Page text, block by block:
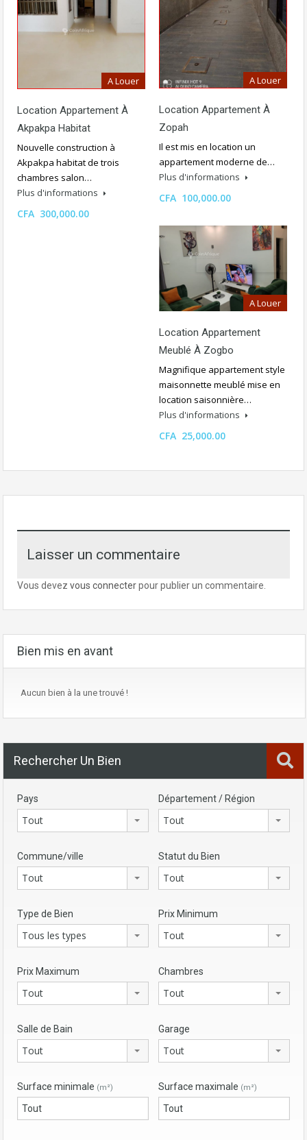
A Louer
Location Appartement À
Akpakpa Habitat
Nouvelle construction à
Akpakpa habitat de trois
chambres salon…
Plus d'informations
CFA 300,000.00
A Louer
Location Appartement À
Zopah
Il est mis en location un
appartement moderne de…
Plus d'informations
CFA 100,000.00
A Louer
Location Appartement
Meublé À Zogbo
Magnifique appartement style
maisonnette meublé mise en
location saisonnière…
Plus d'informations
CFA 25,000.00
Laisser un commentaire
Vous devez vous connecterpour publier un commentaire.
Bien mis en avant
Aucun bien à la une trouvé !
Rechercher Un Bien
Pays
Tout
Département / Région
Tout
Commune/ville
Tout
Statut du Bien
Tout
Type de Bien
Tous les types
Prix Minimum
Tout
Prix Maximum
Tout
Chambres
Tout
Salle de Bain
Tout
Garage
Tout
Surface minimale (m²) Surface maximale (m²)